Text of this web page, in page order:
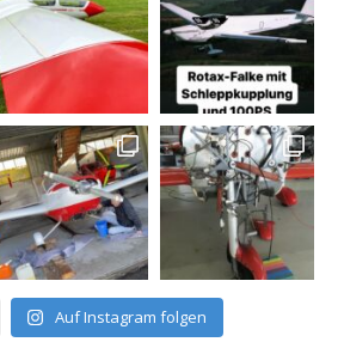
Auf Instagram folgen